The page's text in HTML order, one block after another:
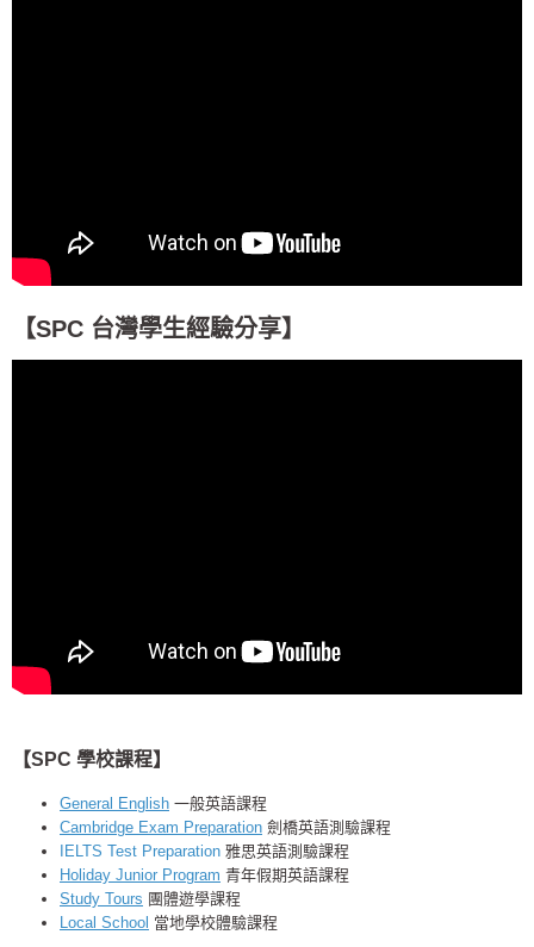
【SPC 台灣學生經驗分享】
【SPC 學校課程】
General English 一般英語課程
Cambridge Exam Preparation 劍橋英語測驗課程
IELTS Test Preparation 雅思英語測驗課程
Holiday Junior Program 青年假期英語課程
Study Tours 團體遊學課程
Local School 當地學校體驗課程